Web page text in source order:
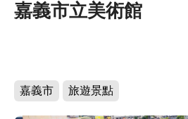
嘉義市立美術館
嘉義市 旅遊景點